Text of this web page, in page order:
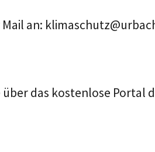
an:
das kostenlose